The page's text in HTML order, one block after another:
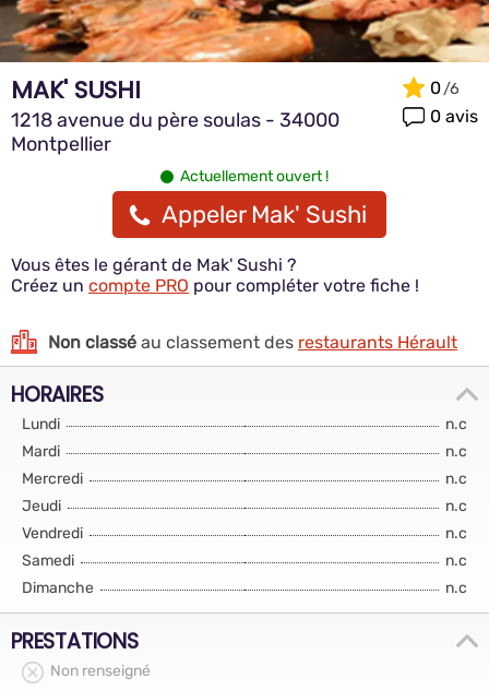
MAK' SUSHI
1218 avenue du père soulas - 34000
Montpellier
0
0 avis
Actuellement ouvert !
Appeler Mak' Sushi
Vous êtes le gérant de Mak' Sushi ?
Créez un compte PRO pour compléter votre fiche !
Non classé au classement des restaurants Hérault
HORAIRES
Lundi
n.c
Mardi
n.c
Mercredi
n.c
Jeudi
n.c
Vendredi
n.c
Samedi
n.c
Dimanche
n.c
PRESTATIONS
Non renseigné